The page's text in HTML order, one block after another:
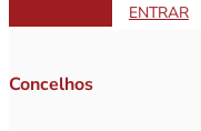
ENTRAR
Concelhos